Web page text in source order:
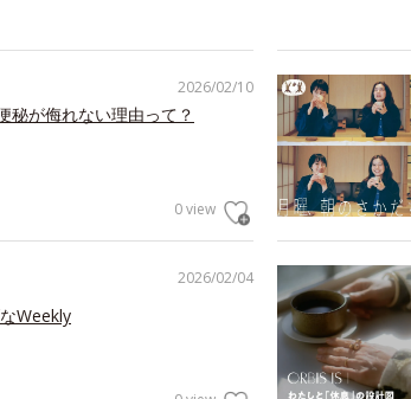
2026/02/10
秘が侮れない理由って？
0 view
2026/02/04
Weekly